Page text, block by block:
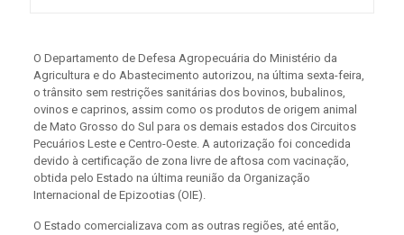
O Departamento de Defesa Agropecuária do Ministério da
Agricultura e do Abastecimento autorizou, na última sexta-feira,
o trânsito sem restrições sanitárias dos bovinos, bubalinos,
ovinos e caprinos, assim como os produtos de origem animal
de Mato Grosso do Sul para os demais estados dos Circuitos
Pecuários Leste e Centro-Oeste. A autorização foi concedida
devido à certificação de zona livre de aftosa com vacinação,
obtida pelo Estado na última reunião da Organização
Internacional de Epizootias (OIE).
O Estado comercializava com as outras regiões, até então,